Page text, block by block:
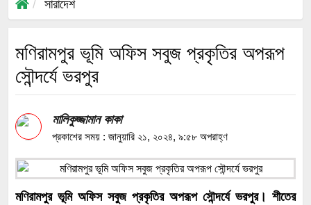
সারাদেশ
মণিরামপুর ভূমি অফিস সবুজ প্রকৃতির অপরূপ
সৌন্দর্যে ভরপুর
মালিকুজ্জামান কাকা
প্রকাশের সময় : জানুয়ারি ২১, ২০২৪, ৯:৫৮ অপরাহ্ণ
মণিরামপুর ভূমি অফিস সবুজ প্রকৃতির অপরূপ সৌন্দর্যে ভরপুর। শীতের